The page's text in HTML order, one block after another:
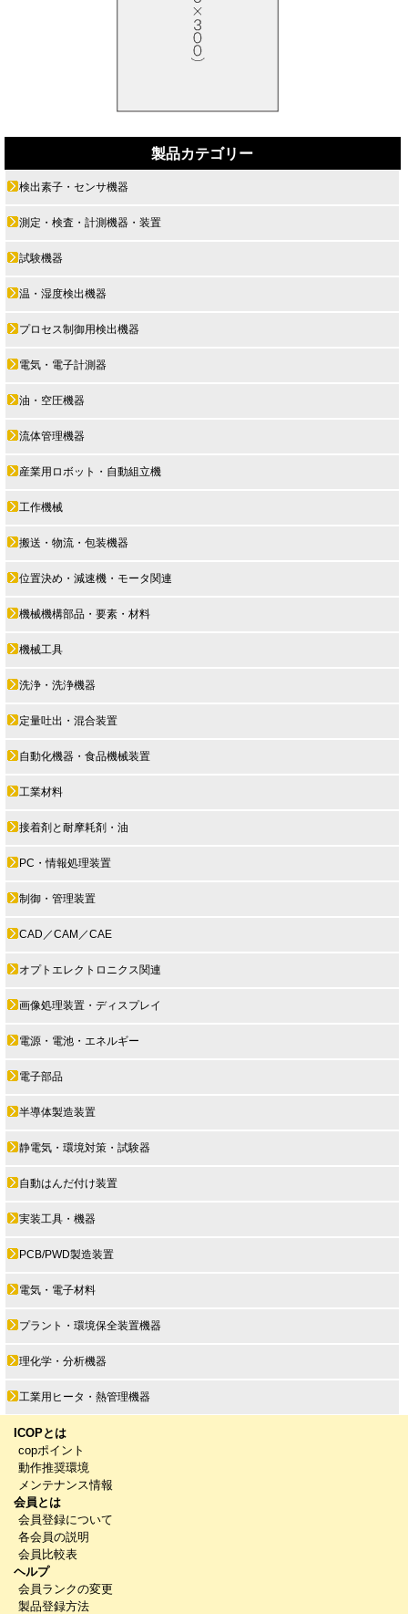
製品カテゴリー
検出素子・センサ機器
測定・検査・計測機器・装置
試験機器
温・湿度検出機器
プロセス制御用検出機器
電気・電子計測器
油・空圧機器
流体管理機器
産業用ロボット・自動組立機
工作機械
搬送・物流・包装機器
位置決め・減速機・モータ関連
機械機構部品・要素・材料
機械工具
洗浄・洗浄機器
定量吐出・混合装置
自動化機器・食品機械装置
工業材料
接着剤と耐摩耗剤・油
PC・情報処理装置
制御・管理装置
CAD／CAM／CAE
オプトエレクトロニクス関連
画像処理装置・ディスプレイ
電源・電池・エネルギー
電子部品
半導体製造装置
静電気・環境対策・試験器
自動はんだ付け装置
実装工具・機器
PCB/PWD製造装置
電気・電子材料
プラント・環境保全装置機器
理化学・分析機器
工業用ヒータ・熱管理機器
ICOPとは
copポイント
動作推奨環境
メンテナンス情報
会員とは
会員登録について
各会員の説明
会員比較表
ヘルプ
会員ランクの変更
製品登録方法